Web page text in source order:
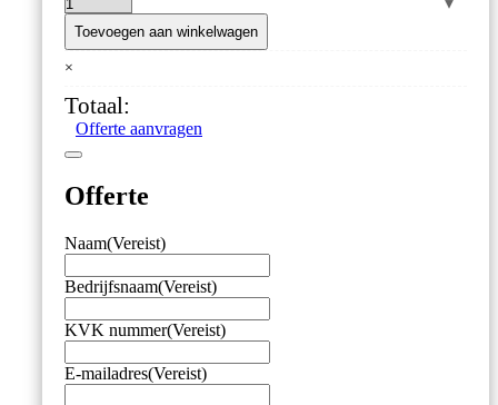
Banden
Temperatuur
Meter
/
met
Instelbare
Diepte
Toevoegen aan winkelwagen
×
Totaal:
Offerte aanvragen
Offerte
Naam(Vereist)
Bedrijfsnaam(Vereist)
KVK nummer(Vereist)
E-mailadres(Vereist)